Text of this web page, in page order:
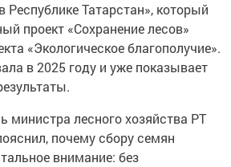
Республике Татарстан», который
проект «Сохранение лесов»
«Экологическое благополучие».
в 2025 году и уже показывает
министра лесного хозяйства РТ
почему сбору семян
внимание: без